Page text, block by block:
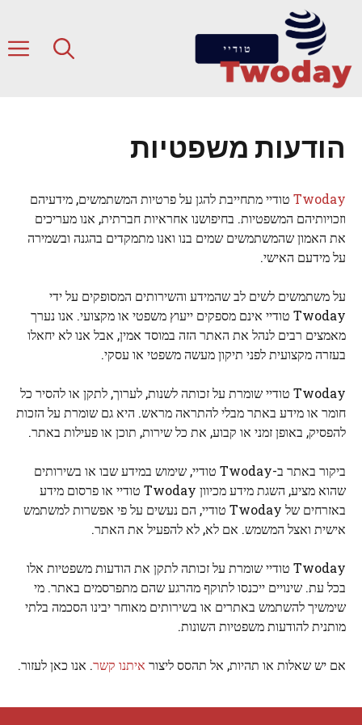
הודעות משפטיות
Twoday טודיי מתחייבת להגן על פרטיות המשתמשים, מידעיהם
וזכויותיהם המשפטיות. בחיפושנו אחראיות חברתית, אנו מעריכים
את האמון שהמשתמשים שמים בנו ואנו מתמקדים בהגנה ובשמירה
על מידעם האישי.
על משתמשים לשים לב שהמידע והשירותים המסופקים על ידי
Twoday טודיי אינם מספקים ייעוץ משפטי או מקצועי. אנו נערך
מאמצים רבים לנהל את האתר הזה במוסד אמין, אבל אנו לא יחאלו
בעזרה מקצועית לפני תיקון מעשה משפטי או עסקי.
Twoday טודיי שומרת על זכותה לשנות, לערוך, לתקן או להסיר כל
חומר או מידע באתר מבלי להתראה מראש. היא גם שומרת על הזכות
להפסיק, באופן זמני או קבוע, את כל שירות, תוכן או פעילות באתר.
ביקור באתר ב-Twoday טודיי, שימוש במידע שבו או בשירותים
שהוא מציע, השגת מידע מכיוון Twoday טודיי או פרסום מידע
באזרחים של Twoday טודיי, הם נעשים על פי אפשרות למשתמש
אישית ואצל המשמש. אם לא, לא להפעיל את האתר.
Twoday טודיי שומרת על זכותה לתקן את הודעות משפטיות אלו
בכל עת. שינויים ייכנסו לתוקף מהרגע שהם מתפרסמים באתר. מי
שימשיך להשתמש באתרים או בשירותים מאוחר יבינו הסכמה בלתי
מותנית להודעות משפטיות השונות.
אם יש שאלות או תהיות, אל תהסס ליצור איתנו קשר. אנו כאן לעזור.